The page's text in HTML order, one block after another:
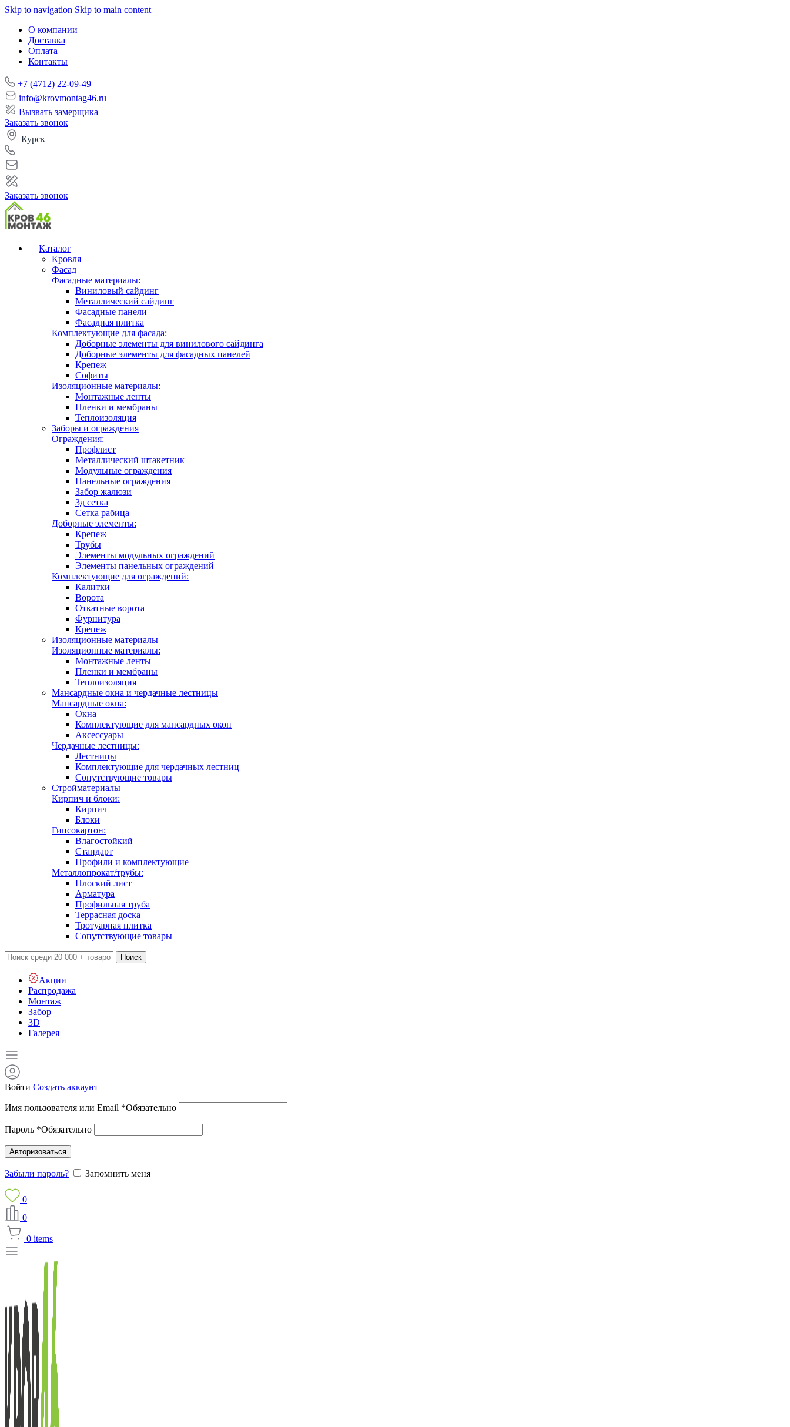
Skip to navigation Skip to main content
О компании
Доставка
Оплата
Контакты
+7 (4712) 22-09-49
info@krovmontag46.ru
Вызвать замерщика
Заказать звонок
Курск
Заказать звонок
Каталог
Кровля
Фасад
Фасадные материалы:
Виниловый сайдинг
Металлический сайдинг
Фасадные панели
Фасадная плитка
Комплектующие для фасада:
Доборные элементы для винилового сайдинга
Доборные элементы для фасадных панелей
Крепеж
Софиты
Изоляционные материалы:
Монтажные ленты
Пленки и мембраны
Теплоизоляция
Заборы и ограждения
Ограждения:
Профлист
Металлический штакетник
Модульные ограждения
Панельные ограждения
Забор жалюзи
3д сетка
Сетка рабица
Доборные элементы:
Крепеж
Трубы
Элементы модульных ограждений
Элементы панельных ограждений
Комплектующие для ограждений:
Калитки
Ворота
Откатные ворота
Фурнитура
Крепеж
Изоляционные материалы
Изоляционные материалы:
Монтажные ленты
Пленки и мембраны
Теплоизоляция
Мансардные окна и чердачные лестницы
Мансардные окна:
Окна
Комплектующие для мансардных окон
Аксессуары
Чердачные лестницы:
Лестницы
Комплектующие для чердачных лестниц
Сопутствующие товары
Стройматериалы
Кирпич и блоки:
Кирпич
Блоки
Гипсокартон:
Влагостойкий
Стандарт
Профили и комплектующие
Металлопрокат/трубы:
Плоский лист
Арматура
Профильная труба
Террасная доска
Тротуарная плитка
Сопутствующие товары
Поиск
Акции
Распродажа
Монтаж
Забор
3D
Галерея
Войти Создать аккаунт
Имя пользователя или Email *Обязательно
Пароль *Обязательно
Авторизоваться
Забыли пароль? Запомнить меня
0
0
0 items